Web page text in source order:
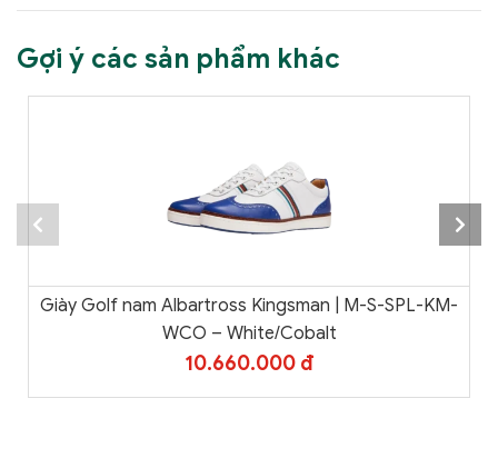
Gợi ý các sản phẩm khác
Giày Golf nam Albartross Kingsman | M-S-SPL-KM-
WCO – White/Cobalt
10.660.000 đ